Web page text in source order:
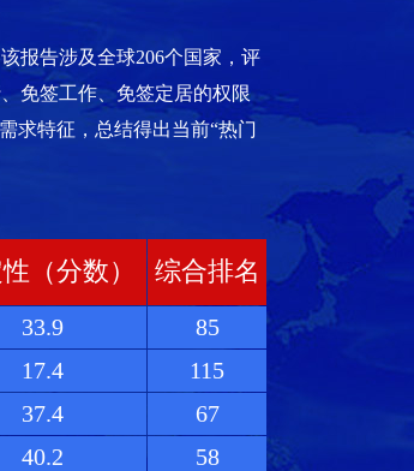
报告涉及全球206个国家，评
免签工作、免签定居的权限
求特征，总结得出当前“热门
（分数） 综合排名
33.9
85
17.4
115
37.4
67
40.2
58